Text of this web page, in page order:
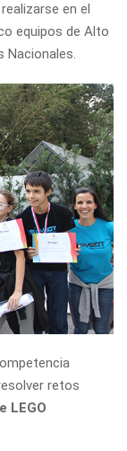
en el
equipos de Alto
Nacionales.
retos
LEGO